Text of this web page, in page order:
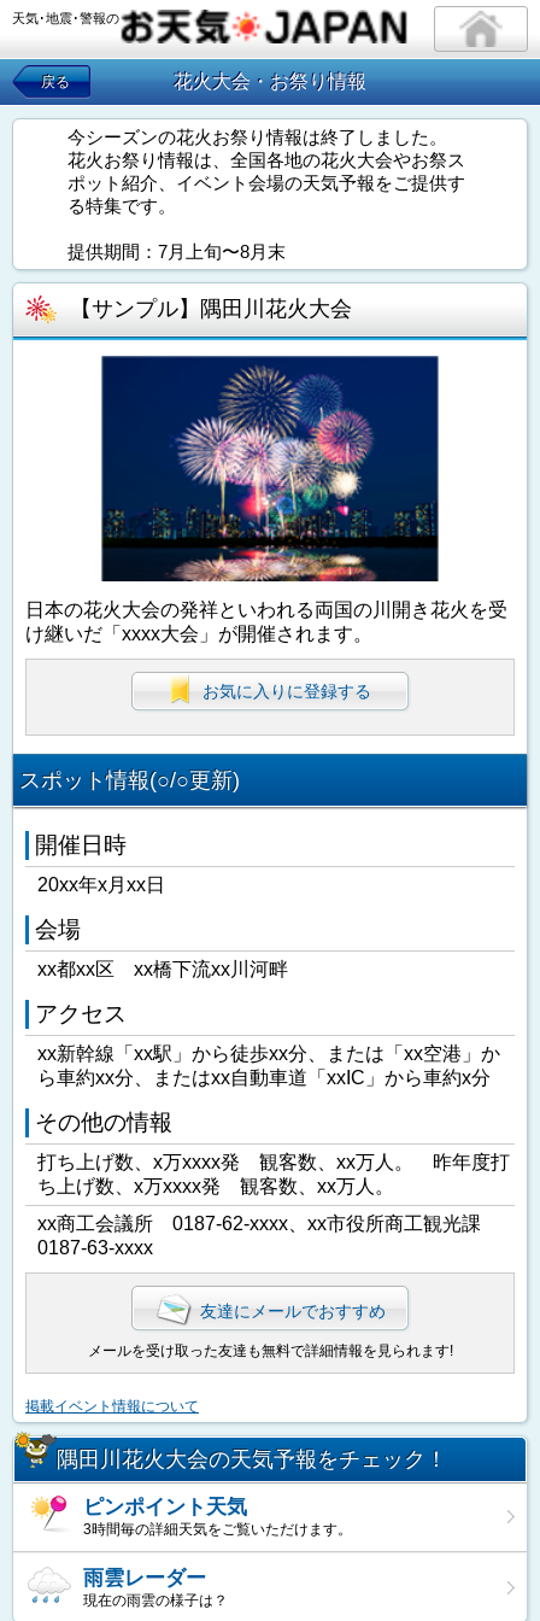
天気･地震･警報の
戻る 花火大会・お祭り情報
今シーズンの花火お祭り情報は終了しました。
花火お祭り情報は、全国各地の花火大会やお祭ス
ポット紹介、イベント会場の天気予報をご提供す
る特集です。
提供期間：7月上旬〜8月末
【サンプル】隅田川花火大会
日本の花火大会の発祥といわれる両国の川開き花火を受
け継いだ「xxxx大会」が開催されます。
お気に入りに登録する
スポット情報(○/○更新)
開催日時
20xx年x月xx日
会場
xx都xx区 xx橋下流xx川河畔
アクセス
xx新幹線「xx駅」から徒歩xx分、または「xx空港」か
ら車約xx分、またはxx自動車道「xxIC」から車約x分
その他の情報
打ち上げ数、x万xxxx発 観客数、xx万人。 昨年度打
ち上げ数、x万xxxx発 観客数、xx万人。
xx商工会議所 0187-62-xxxx、xx市役所商工観光課
0187-63-xxxx
友達にメールでおすすめ
メールを受け取った友達も無料で詳細情報を見られます!
掲載イベント情報について
隅田川花火大会の天気予報をチェック！
ピンポイント天気
3時間毎の詳細天気をご覧いただけます。
雨雲レーダー
現在の雨雲の様子は？